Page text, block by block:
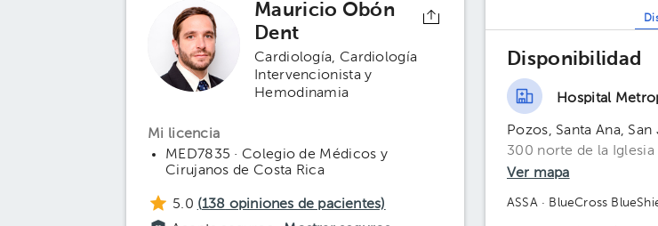
Mauricio Obón
Dent
Cardiología
Cardiología
Intervencionista y
Hemodinamia
Mi licencia
MED7835 · Colegio de Médicos y
Cirujanos de Costa Rica
5.0 (138 opiniones de pacientes)
Disponibilidad
Hospital
Pozos, Santa Ana,
300 norte de la
Ver mapa
ASSA· BlueCross